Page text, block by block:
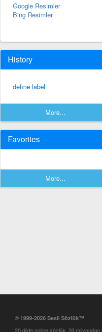
Google Resimler
Bing Resimler
History
define label
More...
Favorites
More...
© 1999-2026 Sesli Sözlük™
20 dilde online sözlük. 20